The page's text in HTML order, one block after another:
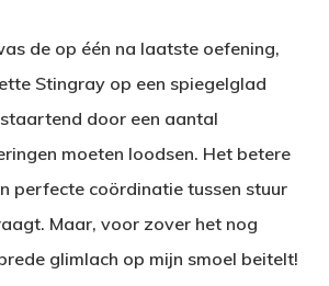
de op één na laatste oefening,
Stingray op een spiegelglad
door een aantal
moeten loodsen. Het betere
perfecte coördinatie tussen stuur
Maar, voor zover het nog
glimlach op mijn smoel beitelt!